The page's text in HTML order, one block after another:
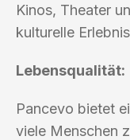
Kinos, Theater
kulturelle
Lebensqualität:
Pancevo bietet
viele Menschen